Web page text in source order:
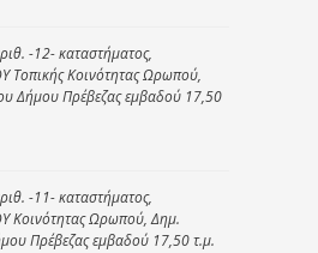
-12- καταστήματος,
Κοινότητας Ωρωπού,
Δήμου Πρέβεζας εμβαδού 17,50
-11- καταστήματος,
Κοινότητας Ωρωπού, Δημ.
Πρέβεζας εμβαδού 17,50 τ.μ.